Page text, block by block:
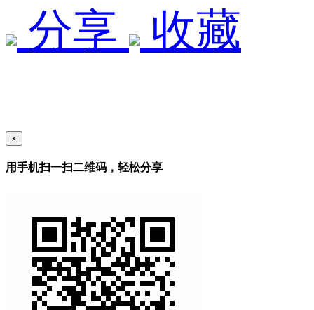
分享 收藏
×
用手机扫一扫二维码，轻松分享